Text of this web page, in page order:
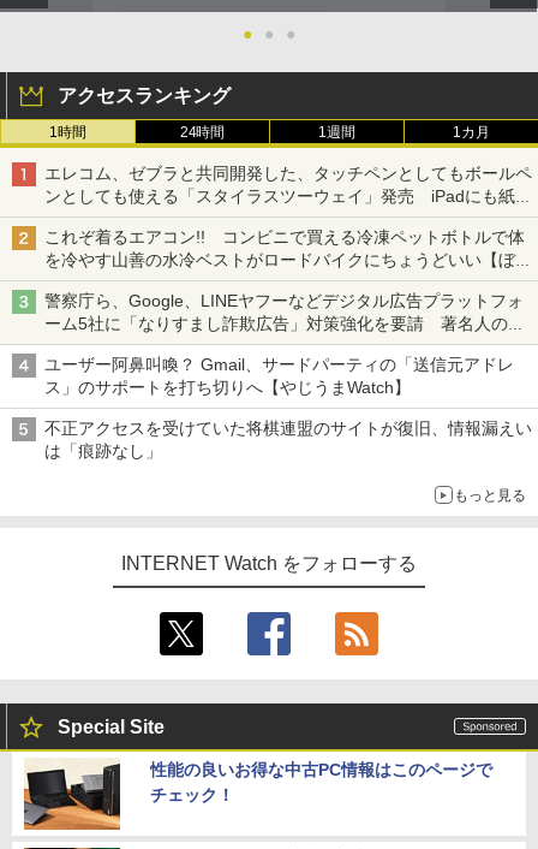
● ● ●
アクセスランキング
1時間 24時間 1週間 1カ月
エレコム、ゼブラと共同開発した、タッチペンとしてもボールペ
ンとしても使える「スタイラスツーウェイ」発売 iPadにも紙に
も、持ち替えずに書き込める
これぞ着るエアコン!! コンビニで買える冷凍ペットボトルで体
を冷やす山善の水冷ベストがロードバイクにちょうどいい【ぼっ
ち・ざ・ろーど！その14】【空いた時間でなにしてる？】
警察庁ら、Google、LINEヤフーなどデジタル広告プラットフォ
ーム5社に「なりすまし詐欺広告」対策強化を要請 著名人の写
真や映像を使った投資詐欺などへの対策として
ユーザー阿鼻叫喚？ Gmail、サードパーティの「送信元アドレ
ス」のサポートを打ち切りへ【やじうまWatch】
不正アクセスを受けていた将棋連盟のサイトが復旧、情報漏えい
は「痕跡なし」
もっと見る
INTERNET Watch をフォローする
Special Site
性能の良いお得な中古PC情報はこのページで
チェック！